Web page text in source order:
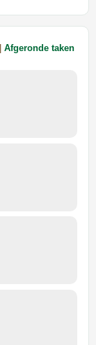
Afgeronde taken